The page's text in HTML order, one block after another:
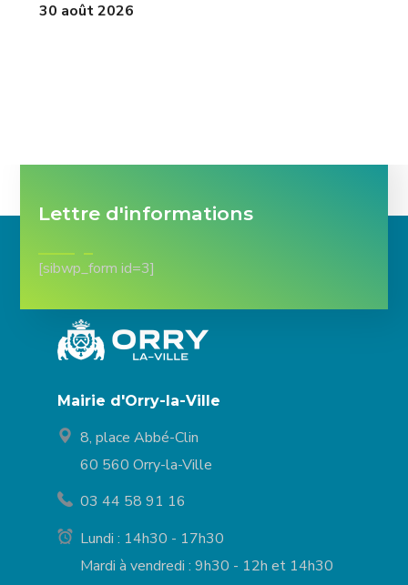
30 août 2026
Lettre d'informations
[sibwp_form id=3]
Mairie d'Orry-la-Ville
8, place Abbé-Clin
60 560 Orry-la-Ville
03 44 58 91 16
Lundi : 14h30 - 17h30
Mardi à vendredi : 9h30 - 12h et 14h30